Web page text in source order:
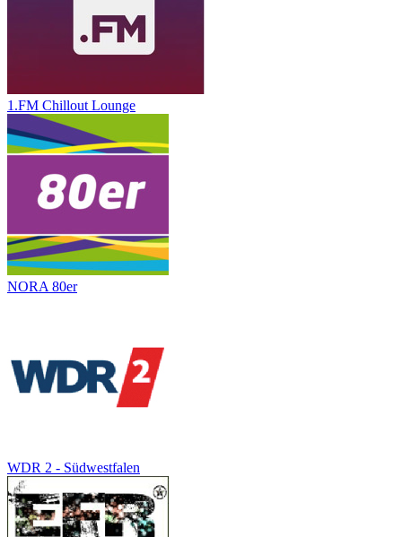
1.FM Chillout Lounge
NORA 80er
WDR 2 - Südwestfalen